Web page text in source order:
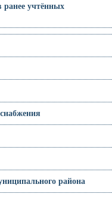
ранее учтённых
района